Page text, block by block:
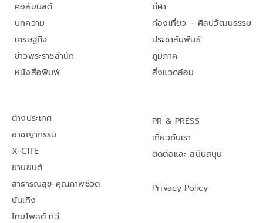
คอลัมนิสต์
บทความ
เศรษฐกิจ
ข่าวพระราชสำนัก
หนังสือพิมพ์
กีฬา
ท่องเที่ยว – ศิลปวัฒนธรรม
ประชาสัมพันธ์
ภูมิภาค
สิ่งแวดล้อม
ต่างประเทศ
อาชญากรรม
X-CITE
ยานยนต์
สาธารณสุข-คุณภาพชีวิต
บันเทิง
ไทยโพสต์ ทีวี
PR & PRESS
เกี่ยวกับเรา
ติดต่อและ สนับสนุน
Privacy Policy